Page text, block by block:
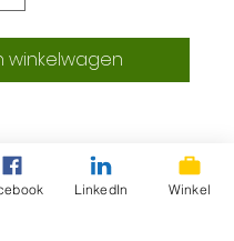
winkelwagen
– Eerlijk, lokaal &
LinkedIn Winkel